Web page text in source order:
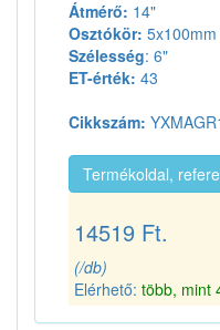
Átmérő: 14"
Osztókör: 5x100mm
Szélesség: 6"
ET-érték: 43
Cikkszám:
Termékoldal,
14519 Ft.
(/db)
Elérhető: több, mint